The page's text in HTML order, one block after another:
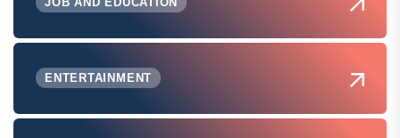
ENTERTAINMENT